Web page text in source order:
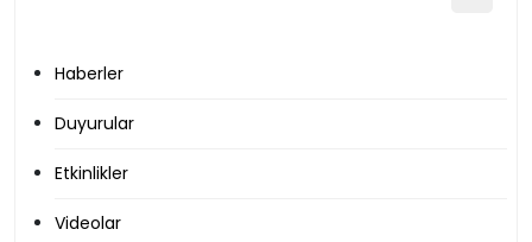
Haberler
Duyurular
Etkinlikler
Videolar